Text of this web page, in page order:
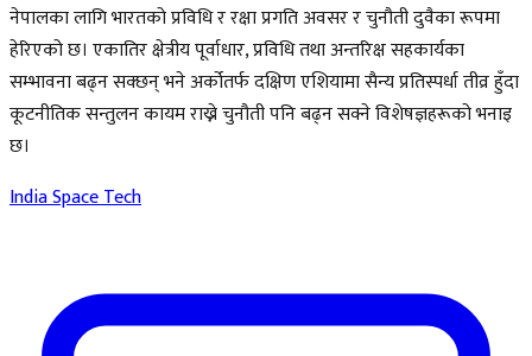
नेपालका लागि भारतको प्रविधि र रक्षा प्रगति अवसर र चुनौती दुवैका रूपमा
हेरिएको छ। एकातिर क्षेत्रीय पूर्वाधार, प्रविधि तथा अन्तरिक्ष सहकार्यका
सम्भावना बढ्न सक्छन् भने अर्कोतर्फ दक्षिण एशियामा सैन्य प्रतिस्पर्धा तीव्र हुँदा
कूटनीतिक सन्तुलन कायम राख्ने चुनौती पनि बढ्न सक्ने विशेषज्ञहरूको भनाइ
छ।
IndiaSpace Tech